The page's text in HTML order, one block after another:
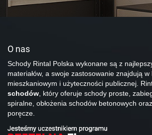
O nas
Schody Rintal Polska wykonane są z
materiałów, a swoje zastosowanie znajdują
mieszkaniowym i użyteczności publicznej.
schodów, który oferuje schody proste,
spiralne, obłożenia schodów betonowych
poręcze.